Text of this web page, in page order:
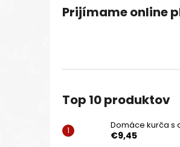
Prijímame online
Top 10 produktov
Domáce kurča s
€9,45